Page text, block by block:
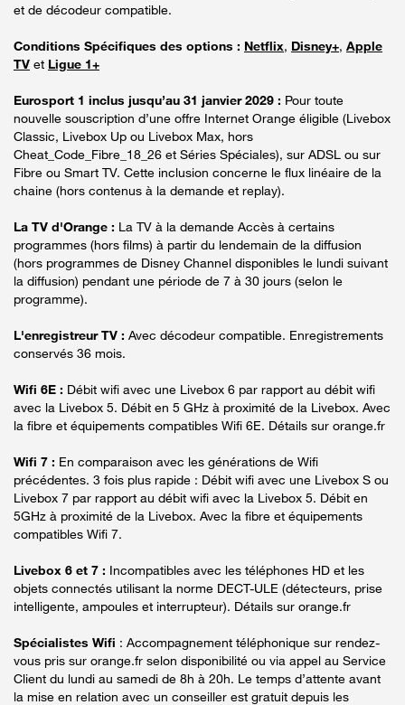
et de décodeur compatible.
Conditions Spécifiques des options : Netflix, Disney+, Apple
TV et Ligue 1+
Eurosport 1 inclus jusqu’au 31 janvier 2029 : Pour toute
nouvelle souscription d’une offre Internet Orange éligible (Livebox
Classic, Livebox Up ou Livebox Max, hors
Cheat_Code_Fibre_18_26 et Séries Spéciales), sur ADSL ou sur
Fibre ou Smart TV. Cette inclusion concerne le flux linéaire de la
chaine (hors contenus à la demande et replay).
La TV d'Orange : La TV à la demande Accès à certains
programmes (hors films) à partir du lendemain de la diffusion
(hors programmes de Disney Channel disponibles le lundi suivant
la diffusion) pendant une période de 7 à 30 jours (selon le
programme).
L'enregistreur TV : Avec décodeur compatible. Enregistrements
conservés 36 mois.
Wifi 6E : Débit wifi avec une Livebox 6 par rapport au débit wifi
avec la Livebox 5. Débit en 5 GHz à proximité de la Livebox. Avec
la fibre et équipements compatibles Wifi 6E. Détails sur orange.fr
Wifi 7 : En comparaison avec les générations de Wifi
précédentes. 3 fois plus rapide : Débit wifi avec une Livebox S ou
Livebox 7 par rapport au débit wifi avec la Livebox 5. Débit en
5GHz à proximité de la Livebox. Avec la fibre et équipements
compatibles Wifi 7.
Livebox 6 et 7 : Incompatibles avec les téléphones HD et les
objets connectés utilisant la norme DECT-ULE (détecteurs, prise
intelligente, ampoules et interrupteur). Détails sur orange.fr
Spécialistes Wifi : Accompagnement téléphonique sur rendez-
vous pris sur orange.fr selon disponibilité ou via appel au Service
Client du lundi au samedi de 8h à 20h. Le temps d’attente avant
la mise en relation avec un conseiller est gratuit depuis les